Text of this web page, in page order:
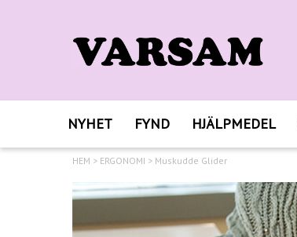
NYHET FYND HJÄLPMEDEL
HEM > ERGONOMI > Muskudde Glider